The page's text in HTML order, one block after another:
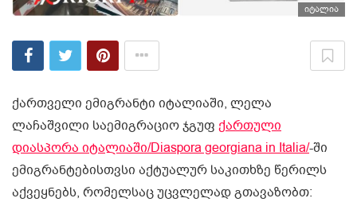
იტალია
ქართველი ემიგრანტი იტალიაში, ლელა
ლაჩაშვილი საემიგრაციო ჯგუფ ქართული
დიასპორა იტალიაში/Diaspora georgiana in Italia/-ში
ემიგრანტებისთვსი აქტუალურ საკითხზე წერილს
აქვეყნებს, რომელსაც უცვლელად გთავაზობთ: